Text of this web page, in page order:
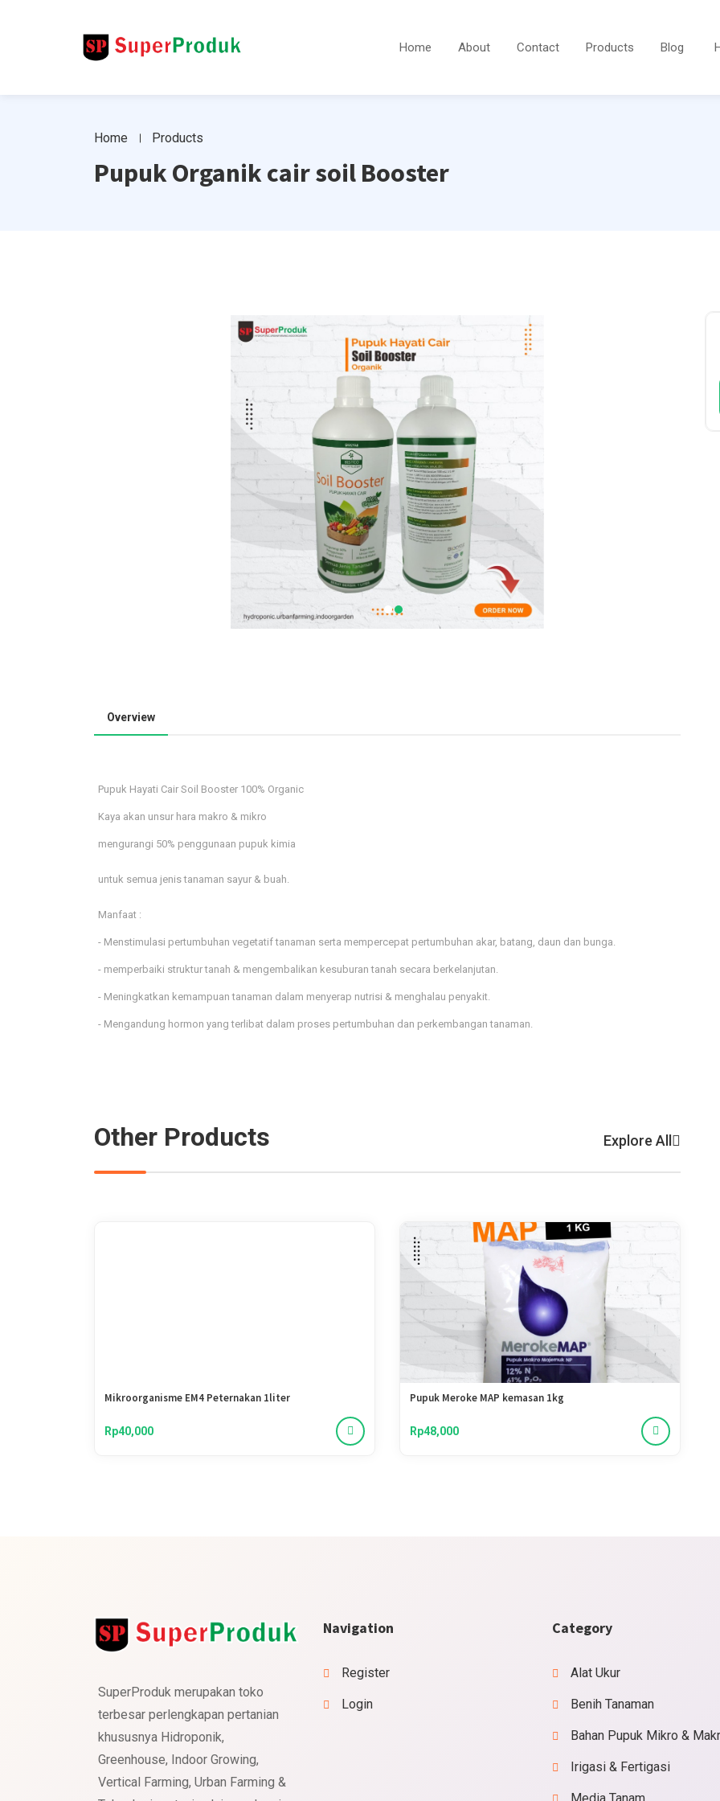
Home About Contact Products Blog
Home Products
Pupuk Organik cair soil Booster
Overview
Pupuk Hayati Cair Soil Booster 100% Organic
Kaya akan unsur hara makro & mikro
mengurangi 50% penggunaan pupuk kimia
untuk semua jenis tanaman sayur & buah.
Manfaat :
- Menstimulasi pertumbuhan vegetatif tanaman serta mempercepat pertumbuhan akar, batang, daun dan bunga.
- memperbaiki struktur tanah & mengembalikan kesuburan tanah secara berkelanjutan.
- Meningkatkan kemampuan tanaman dalam menyerap nutrisi & menghalau penyakit.
- Mengandung hormon yang terlibat dalam proses pertumbuhan dan perkembangan tanaman.
Other Products Explore All
Mikroorganisme EM4 Peternakan 1liter
Rp40,000
Pupuk Meroke MAP kemasan 1kg
Rp48,000
SuperProduk merupakan toko
terbesar perlengkapan pertanian
khususnya Hidroponik,
Greenhouse, Indoor Growing,
Vertical Farming, Urban Farming &
Navigation
Register
Login
Category
Alat Ukur
Benih Tanaman
Bahan Pupuk Mikro &
Irigasi & Fertigasi